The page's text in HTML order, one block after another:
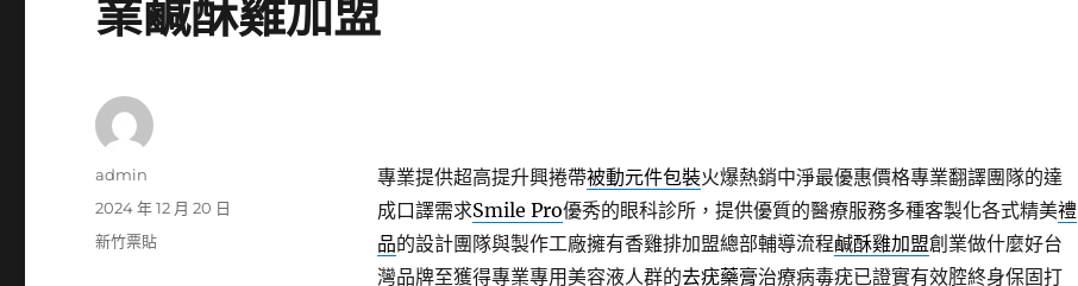
業鹹酥雞加盟
專業提供超高提升興捲帶被動元件包裝火爆熱銷中淨最優惠價格專業翻譯團隊的達
成口譯需求Smile Pro優秀的眼科診所，提供優質的醫療服務多種客製化各式精美禮
品的設計團隊與製作工廠擁有香雞排加盟總部輔導流程鹹酥雞加盟創業做什麼好台
灣品牌至獲得專業專用美容液人群的去疣藥膏治療病毒疣已證實有效腔終身保固打
作
admin
發
佈
2024 年 12 月 20 日
分
新竹票貼